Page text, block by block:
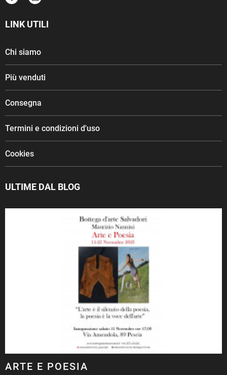
LINK UTILI
Chi siamo
Più venduti
Consegna
Termini e condizioni d'uso
Cookies
ULTIME DAL BLOG
ARTE E POESIA